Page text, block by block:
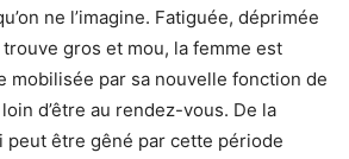
ne l’imagine. Fatiguée, déprimée
trouve gros et mou, la femme est
mobilisée par sa nouvelle fonction de
d’être au rendez-vous. De la
peut être gêné par cette période